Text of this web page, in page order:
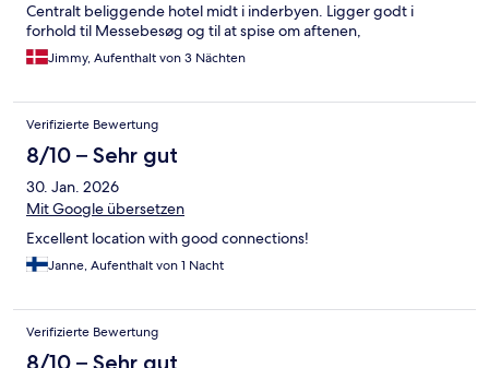
Centralt beliggende hotel midt i inderbyen. Ligger godt i
forhold til Messebesøg og til at spise om aftenen,
Jimmy, Aufenthalt von 3 Nächten
Verifizierte Bewertung
8/10 – Sehr gut
30. Jan. 2026
Mit Google übersetzen
Excellent location with good connections!
Janne, Aufenthalt von 1 Nacht
Verifizierte Bewertung